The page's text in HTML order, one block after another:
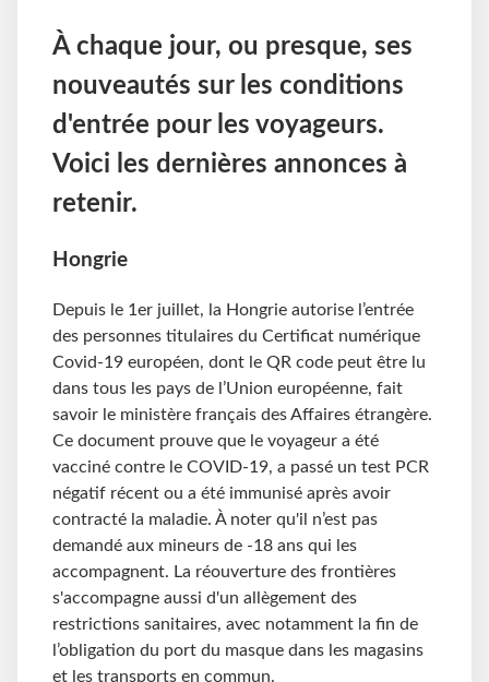
À chaque jour, ou presque, ses
nouveautés sur les conditions
d'entrée pour les voyageurs.
Voici les dernières annonces à
retenir.
Hongrie
Depuis le 1er juillet, la Hongrie autorise l’entrée
des personnes titulaires du Certificat numérique
Covid-19 européen, dont le QR code peut être lu
dans tous les pays de l’Union européenne, fait
savoir le ministère français des Affaires étrangère.
Ce document prouve que le voyageur a été
vacciné contre le COVID-19, a passé un test PCR
négatif récent ou a été immunisé après avoir
contracté la maladie. À noter qu'il n’est pas
demandé aux mineurs de -18 ans qui les
accompagnent. La réouverture des frontières
s'accompagne aussi d'un allègement des
restrictions sanitaires, avec notamment la fin de
l’obligation du port du masque dans les magasins
et les transports en commun.